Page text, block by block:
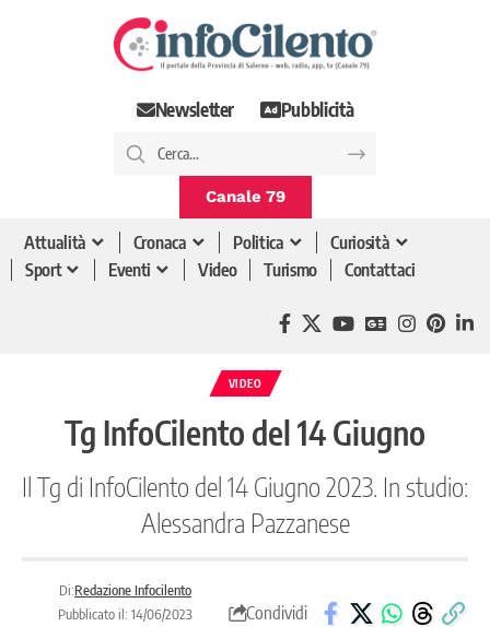
Newsletter Pubblicità
Canale 79
Attualità Cronaca Politica
Curiosità
Sport
Eventi Video Turismo Contattaci
VIDEO
Tg InfoCilento del 14 Giugno
Il Tg di InfoCilento del 14 Giugno 2023. In studio:
Alessandra Pazzanese
Di:Redazione Infocilento
Pubblicato il: 14/06/2023
Condividi